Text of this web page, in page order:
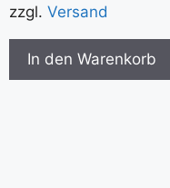
zzgl. Versand
In den Warenkorb